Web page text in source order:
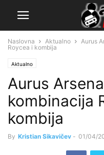
Naslovna Aktualno
Aurus
Roycea i kombija
Aktualno
Aurus
kombinacija
kombija
By Kristian Sikavičev - 01/04/